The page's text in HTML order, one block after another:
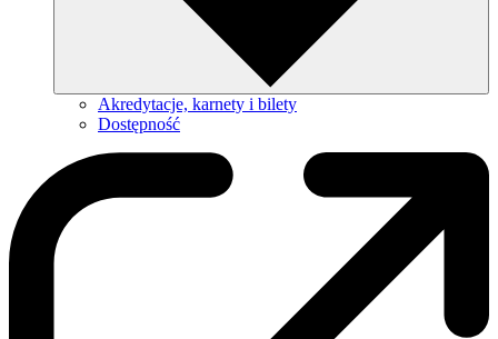
Akredytacje, karnety i bilety
Dostępność